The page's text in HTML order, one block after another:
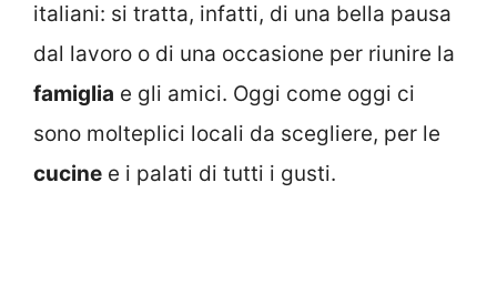
italiani: si tratta, infatti, di una bella pausa
dal lavoro o di una occasione per riunire la
famiglia e gli amici. Oggi come oggi ci
sono molteplici locali da scegliere, per le
cucine e i palati di tutti i gusti.